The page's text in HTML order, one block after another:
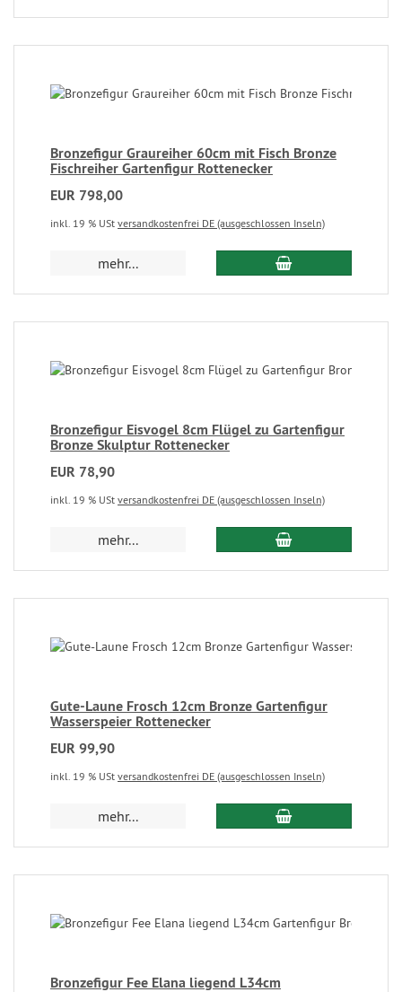
Bronzefigur Graureiher 60cm mit Fisch Bronze
Fischreiher Gartenfigur Rottenecker
EUR 798,00
inkl. 19 % USt versandkostenfrei DE (ausgeschlossen Inseln)
mehr...
Bronzefigur Eisvogel 8cm Flügel zu Gartenfigur
Bronze Skulptur Rottenecker
EUR 78,90
inkl. 19 % USt versandkostenfrei DE (ausgeschlossen Inseln)
mehr...
Gute-Laune Frosch 12cm Bronze Gartenfigur
Wasserspeier Rottenecker
EUR 99,90
inkl. 19 % USt versandkostenfrei DE (ausgeschlossen Inseln)
mehr...
Bronzefigur Fee Elana liegend L34cm